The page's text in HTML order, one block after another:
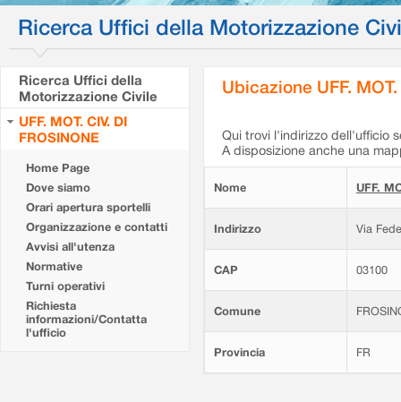
Ricerca Uffici della Motorizzazione
Ricerca Uffici della
Motorizzazione Civile
UFF. MOT. CIV. DI
FROSINONE
Home Page
Dove siamo
Orari apertura sportelli
Organizzazione e contatti
Avvisi all'utenza
Normative
Turni operativi
Richiesta
informazioni/Contatta
l'ufficio
Ubicazione UFF.
Qui trovi l'indirizzo dell'ufficio
A disposizione anche una
Nome UFF.
Indirizzo Via
CAP 03100
Comune
Provincia FR